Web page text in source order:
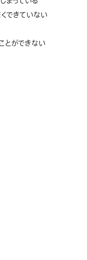
できていない
とができない